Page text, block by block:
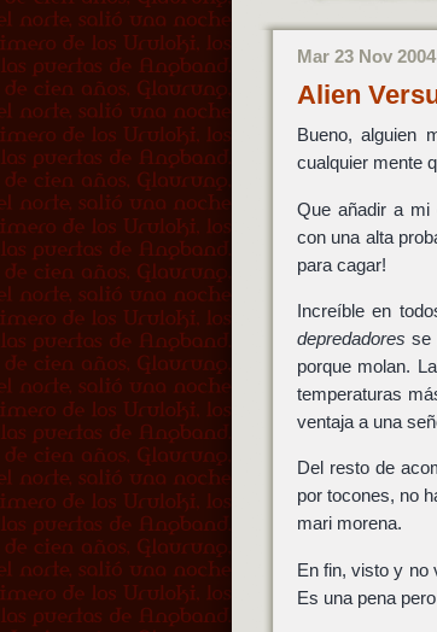
Mar 23 Nov 2004
Alien
Bueno, alguien
cualquier mente
Que añadir a mi
con una alta
para cagar!
Increíble en
depredadores se
porque molan.
temperaturas
ventaja a una
Del resto de
por tocones, no
mari morena.
En fin, visto y no
Es una pena